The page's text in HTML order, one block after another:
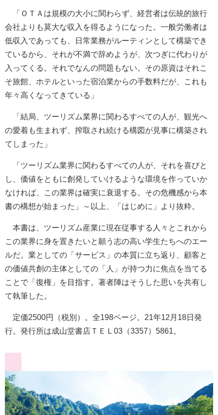
「ＯＴＡは規模の大小に関わらず、経営者は伝統的旅行
会社よりも莫大な収入を得るようになった。一般労働者は
低収入であっても、日常業務がルーティンとして構築でき
ているから、それが不満で辞めようが、次つぎに代わりが
入ってくる。それでなんの問題もない。その原資はそれこ
そ旅館、ホテルといった宿泊業からの手数料だが、これも
年々高くなってきている」
「結局、ツーリズム業界に関わるすべての人が、観光へ
の愛着も生まれず、搾取され続ける構図が見事に構築され
てしまった」
「ツーリズム業界に関わるすべての人が、それを喜びと
し、価値をともに創発していけるような環境を作っていか
なければ、この業界は確実に衰退する。その危機感から本
書の構想が始まった」～以上、「はじめに」より抜粋。
本書は、ツーリズム産業に現在従事する人々とこれから
この業界に身を置きたいと願う志の高い学生たちへのエー
ルだ。業としての「サービス」の本質に立ち返り、顧客と
の価値共創の主体としての「人」が持つ力に焦点を当てる
ことで「復権」を目指す。著者陣はそうした思いを共有し
て執筆した。
定価2500円（税別）。全198ページ。21年12月18日発
行。発行所は成山堂書店ＴＥＬ03（3357）5861。